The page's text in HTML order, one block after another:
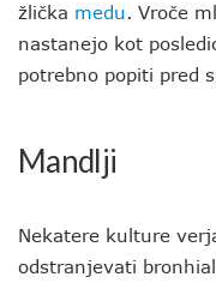
žlička medu. Vroče
nastanejo kot
potrebno popiti pred
Mandlji
Nekatere kulture
odstranjevati